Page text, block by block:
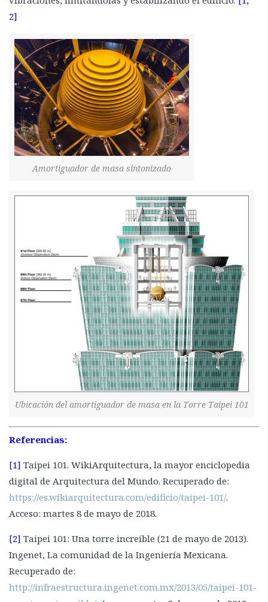
2]
Amortiguador de masa sintonizado
Ubicación del amortiguador de masa en la Torre Taipei 101
Referencias:
[1] Taipei 101. WikiArquitectura, la mayor enciclopedia
digital de Arquitectura del Mundo. Recuperado de:
https://es.wikiarquitectura.com/edificio/taipei-101/.
Acceso: martes 8 de mayo de 2018.
[2] Taipei 101: Una torre increíble (21 de mayo de 2013).
Ingenet, La comunidad de la Ingeniería Mexicana.
Recuperado de:
http://infraestructura.ingenet.com.mx/2013/05/taipei-101-